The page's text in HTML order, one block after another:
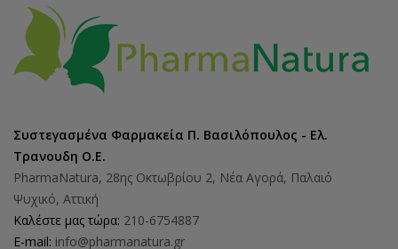
Συστεγασμένα Φαρμακεία Π. Βασιλόπουλος - Ελ.
Τρανουδη Ο.Ε.
PharmaNatura, 28ης Οκτωβρίου 2, Νέα Αγορά, Παλαιό
Ψυχικό, Αττική
Καλέστε μας τώρα: 210-6754887
E-mail: info@pharmanatura.gr